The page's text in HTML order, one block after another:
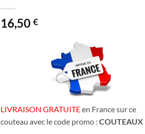
16,50 €
LIVRAISON GRATUITEen France sur ce
couteau avec le code promo : COUTEAUX